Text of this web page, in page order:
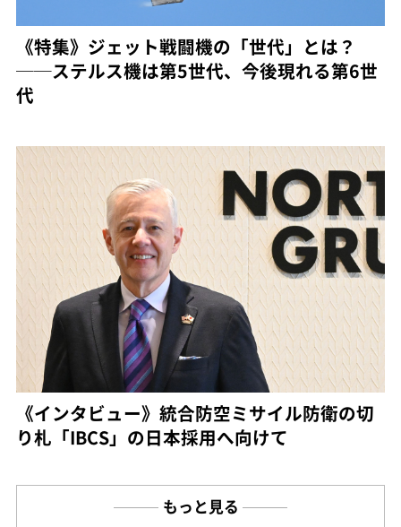
《特集》ジェット戦闘機の「世代」とは？
──ステルス機は第5世代、今後現れる第6世
代
《インタビュー》統合防空ミサイル防衛の切
り札「IBCS」の日本採用へ向けて
もっと見る